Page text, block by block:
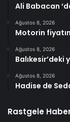
Ali Babacan
Ağustos 8, 2026
Motorin
Ağustos 8, 2026
Balıkesir’deki
Ağustos 8, 2026
Hadise de
Rastgele